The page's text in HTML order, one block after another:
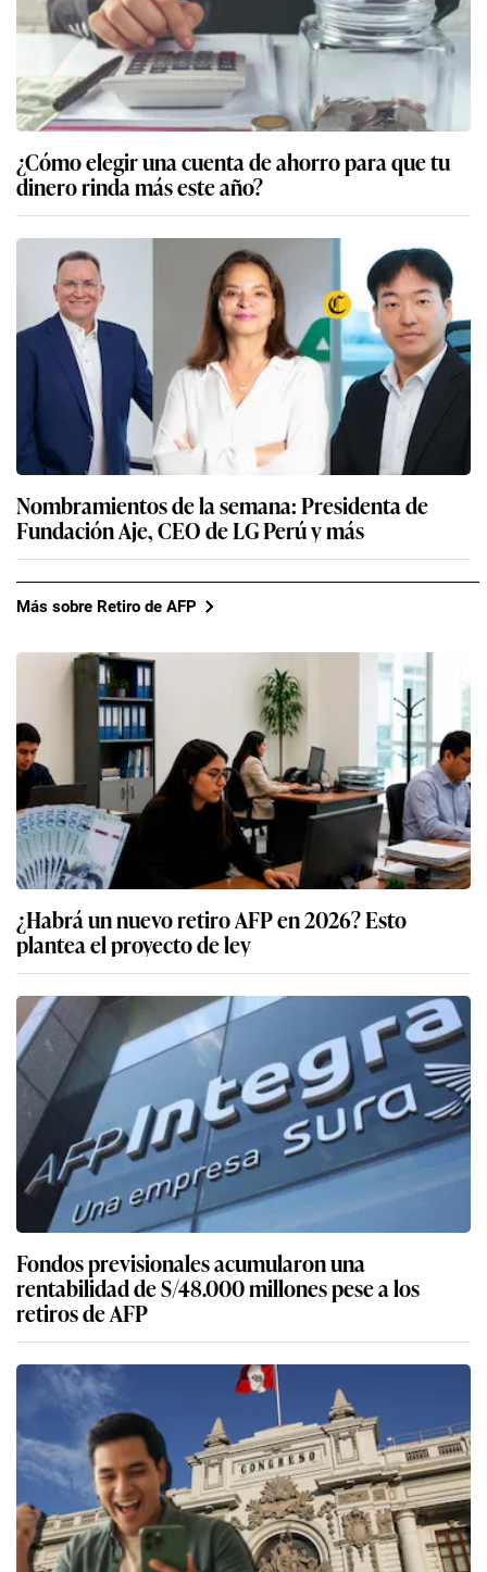
¿Cómo elegir una cuenta de ahorro para que tu
dinero rinda más este año?
Nombramientos de la semana: Presidenta de
Fundación Aje, CEO de LG Perú y más
Más sobre Retiro de AFP
¿Habrá un nuevo retiro AFP en 2026? Esto
plantea el proyecto de ley
Fondos previsionales acumularon una
rentabilidad de S/48.000 millones pese a los
retiros de AFP